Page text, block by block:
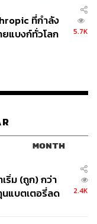
ภัยในโลกไฮ
Networking ใน
ษาความปลอดภัย
Security Cloud)
งไซเบอร์ บน
นการตรวจสอบและ
ครองทุกการเชื่อม
กรธุรกิจต่างๆ
ร้อมรับมือกับ
ที่กำลัง
ยแบงก์ทั่วโลก
5.7K
MONTH
ริ่ม (ถูก) กว่า
แบตเตอรี่ลด
2.4K